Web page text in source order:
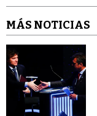
MÁS NOTICIAS